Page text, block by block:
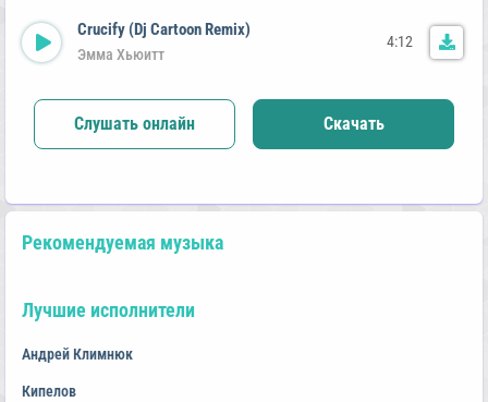
Crucify (Dj Cartoon Remix)
Эмма Хьюитт
4:12
Слушать онлайн Скачать
Рекомендуемая музыка
Лучшие исполнители
Андрей Климнюк
Кипелов